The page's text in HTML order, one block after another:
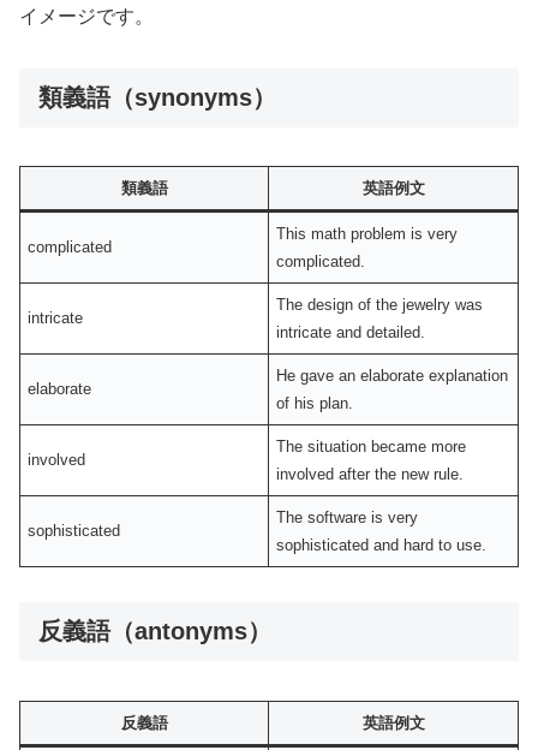
イメージです。
類義語（synonyms）
類義語 英語例文
complicated
This math problem is very
complicated.
intricate
The design of the jewelry was
intricate and detailed.
elaborate
He gave an elaborate explanation
of his plan.
involved
The situation became more
involved after the new rule.
sophisticated
The software is very
sophisticated and hard to use.
反義語（antonyms）
反義語 英語例文